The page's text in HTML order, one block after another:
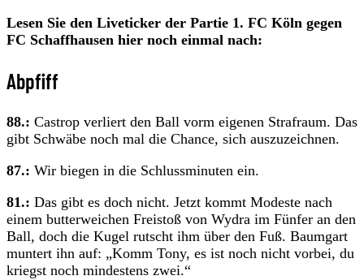
Lesen Sie den Liveticker der Partie 1. FC Köln gegen
FC Schaffhausen hier noch einmal nach:
Abpfiff
88.: Castrop verliert den Ball vorm eigenen Strafraum. Das
gibt Schwäbe noch mal die Chance, sich auszuzeichnen.
87.: Wir biegen in die Schlussminuten ein.
81.: Das gibt es doch nicht. Jetzt kommt Modeste nach
einem butterweichen Freistoß von Wydra im Fünfer an den
Ball, doch die Kugel rutscht ihm über den Fuß. Baumgart
muntert ihn auf: „Komm Tony, es ist noch nicht vorbei, du
kriegst noch mindestens zwei.“